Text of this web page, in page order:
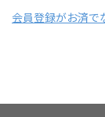
会員登録がお済で